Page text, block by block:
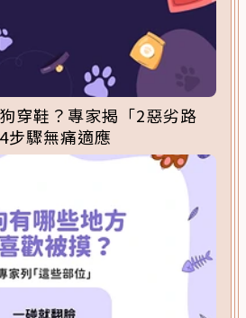
穿鞋？專家揭「2惡劣路
步驟無痛適應